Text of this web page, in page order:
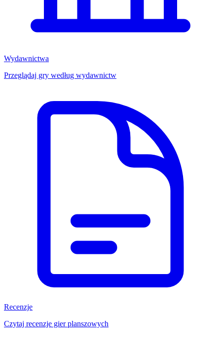
Wydawnictwa
Przeglądaj gry według wydawnictw
Recenzje
Czytaj recenzje gier planszowych